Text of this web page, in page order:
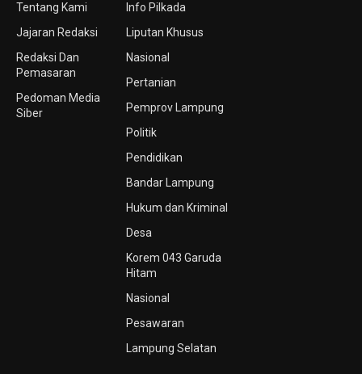
Tentang Kami
Jajaran Redaksi
Redaksi Dan
Pemasaran
Pedoman Media
Siber
Info Pilkada
Liputan Khusus
Nasional
Pertanian
Pemprov Lampung
Politik
Pendidikan
Bandar Lampung
Hukum dan Kriminal
Desa
Korem 043 Garuda
Hitam
Nasional
Pesawaran
Lampung Selatan